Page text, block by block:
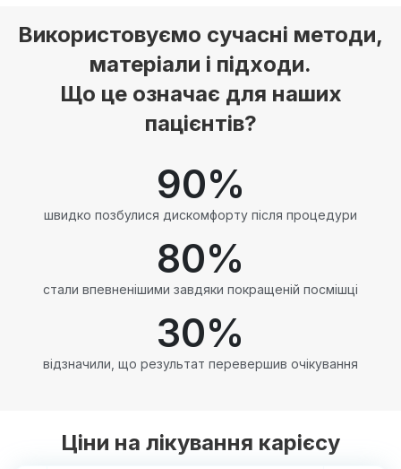
Використовуємо сучасні методи,
матеріали і підходи.
Що це означає для наших
пацієнтів?
швидко позбулися дискомфорту після процедури
90%
стали впевненішими завдяки покращеній посмішці
80%
відзначили, що результат перевершив очікування
30%
Ціни на лікування карієсу